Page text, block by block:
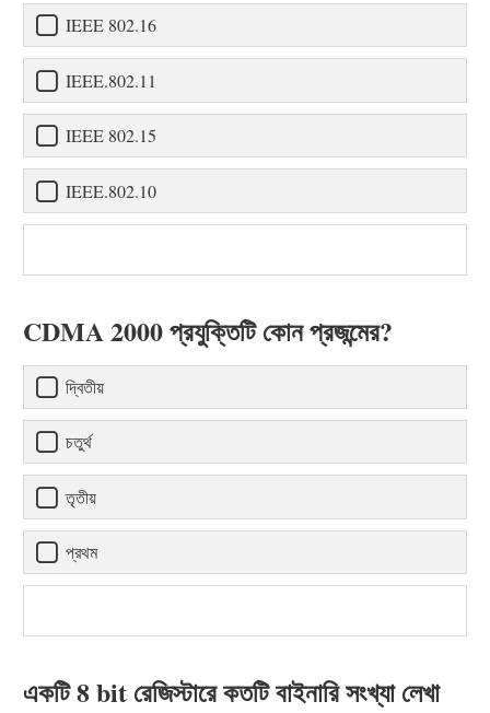
IEEE 802.16
IEEE.802.11
IEEE 802.15
IEEE.802.10
CDMA 2000 প্রযুক্তিটি কোন প্রজন্মের?
দ্বিতীয়
চতুর্থ
তৃতীয়
প্রথম
একটি 8 bit রেজিস্টারে কতটি বাইনারি সংখ্যা লেখা